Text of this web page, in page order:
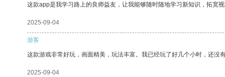
这款app是我学习路上的良师益友，让我能够随时随地学习新知识，拓宽视
2025-09-04
游客
这款游戏非常好玩，画面精美，玩法丰富。我已经玩了好几个小时，还没有
2025-09-04